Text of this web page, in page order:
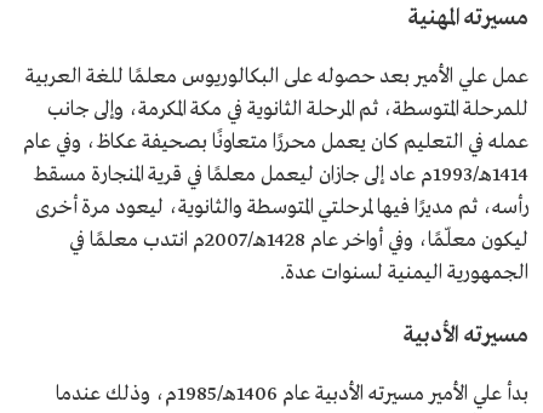
مسيرته المهنية
عمل علي الأمير بعد حصوله على البكالوريوس معلمًا للغة العربية
للمرحلة المتوسطة، ثم المرحلة الثانوية في مكة المكرمة، وإلى جانب
عمله في التعليم كان يعمل محررًا متعاونًا بصحيفة عكاظ، وفي عام
1414هـ/1993م عاد إلى جازان ليعمل معلمًا في قرية المنجارة مسقط
رأسه، ثم مديرًا فيها لمرحلتي المتوسطة والثانوية، ليعود مرة أخرى
ليكون معلّمًا، وفي أواخر عام 1428هـ/2007م انتدب معلمًا في
الجمهورية اليمنية لسنوات عدة.
مسيرته الأدبية
بدأ علي الأمير مسيرته الأدبية عام 1406هـ/1985م، وذلك عندما